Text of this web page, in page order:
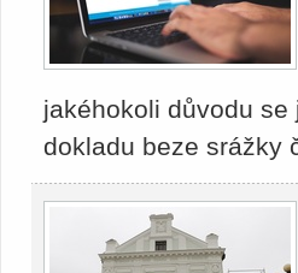
jakéhokoli důvodu
dokladu beze srážky